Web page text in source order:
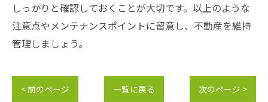
しっかりと確認しておくことが大切です。以上のような
注意点やメンテナンスポイントに留意し、不動産を維持
管理しましょう。
< 前のページ 一覧に戻る 次のページ >